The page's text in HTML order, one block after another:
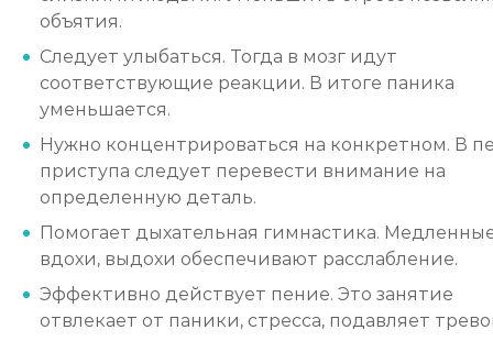
объятия.
Следует улыбаться. Тогда в мозг идут
соответствующие реакции. В итоге паника
уменьшается.
Нужно концентрироваться на конкретном. В
приступа следует перевести внимание на
определенную деталь.
Помогает дыхательная гимнастика.
вдохи, выдохи обеспечивают расслабление.
Эффективно действует пение. Это занятие
отвлекает от паники, стресса, подавляет